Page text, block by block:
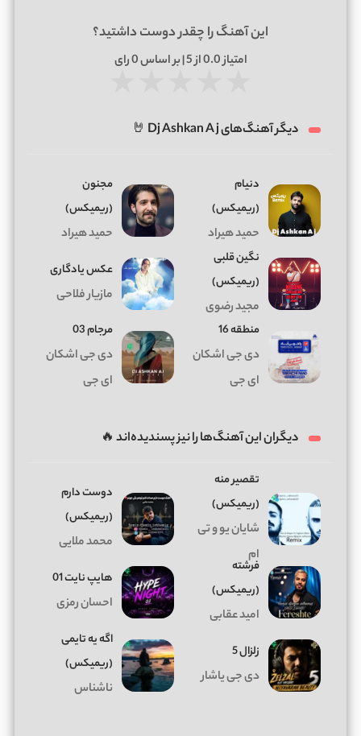
این آهنگ را چقدر دوست داشتید؟
امتیاز0.0از 5 | بر اساس 0رای
دیگر آهنگ‌های Dj Ashkan A j 🤘
دنیام
(ریمیکس)
حمید هیراد
مجنون
(ریمیکس)
حمید هیراد
نگین قلبی
(ریمیکس)
مجید رضوی
عکس یادگاری
مازیار فلاحی
منطقه 16
دی جی اشکان
ای جی
مرجام 03
دی جی اشکان
ای جی
دیگران این آهنگ‌ها را نیز پسندیده‌اند 🔥
تقصیر منه
(ریمیکس)
شایان یو و تی
ام
دوﺳﺖ دارم
(ریمیکس)
محمد ملایی
فرشته
(ریمیکس)
امید عقابی
هایپ نایت 01
احسان رمزی
زلزال 5
دی جی یاشار
اگه یه تایمی
(ریمیکس)
ناشناس